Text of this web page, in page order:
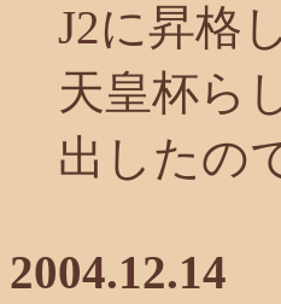
J2に昇格
天皇杯ら
出したの
2004.12.14